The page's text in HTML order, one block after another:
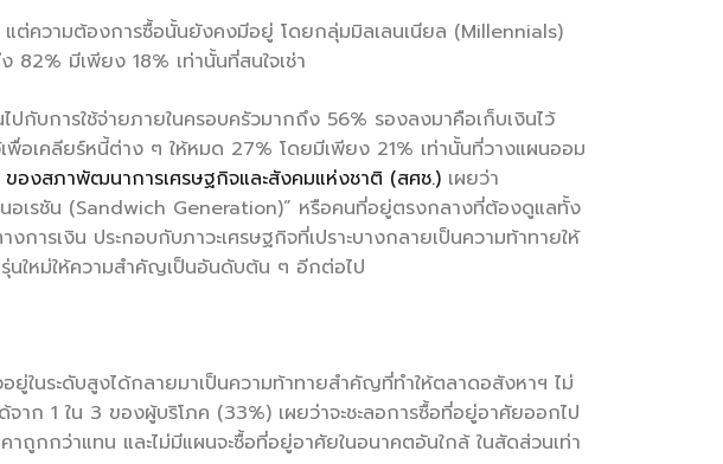
ต่ความต้องการซื้อนั้นยังคงมีอยู่ โดยกลุ่มมิลเลนเนียล (Millennials)
มีเพียง 18% เท่านั้นที่สนใจเช่า
กับการใช้จ่ายภายในครอบครัวมากถึง 56% รองลงมาคือเก็บเงินไว้
อเคลียร์หนี้ต่าง ๆ ให้หมด 27% โดยมีเพียง 21% เท่านั้นที่วางแผนออม
องสภาพัฒนาการเศรษฐกิจและสังคมแห่งชาติ (สศช.) เผยว่า
อเรชัน (Sandwich Generation)” หรือคนที่อยู่ตรงกลางที่ต้องดูแลทั้ง
รเงิน ประกอบกับภาวะเศรษฐกิจที่เปราะบางกลายเป็นความท้าทายให้
นใหม่ให้ความสำคัญเป็นอันดับต้น ๆ อีกต่อไป
ยู่ในระดับสูงได้กลายมาเป็นความท้าทายสำคัญที่ทำให้ตลาดอสังหาฯ ไม่
าก 1 ใน 3 ของผู้บริโภค (33%) เผยว่าจะชะลอการซื้อที่อยู่อาศัยออกไป
ถูกกว่าแทน และไม่มีแผนจะซื้อที่อยู่อาศัยในอนาคตอันใกล้ ในสัดส่วนเท่า